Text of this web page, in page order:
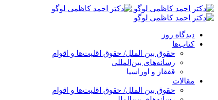
پرش
به
دیدگاه روز
کتاب‌ها
حقوق بین الملل/ حقوق اقلیت‌ها و اقوام
رسانه‌های بین‌المللی
قفقاز و اوراسیا
مقالات
حقوق بین الملل/ حقوق اقلیت‌ها و اقوام